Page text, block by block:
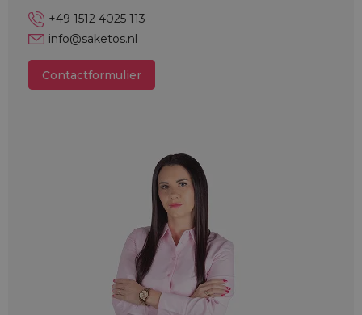
+49 1512 4025 113
info@saketos.nl
Contactformulier